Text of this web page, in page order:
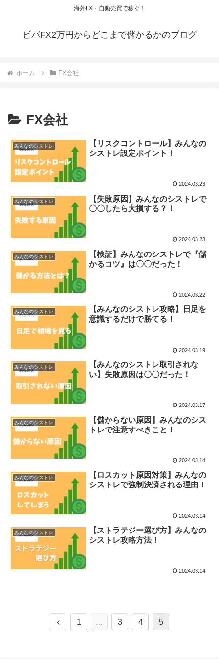
海外FX・自動売買で稼ぐ！
ビバFX2万円からどこまで儲かるかのブログ
ホーム FX会社
FX会社
みんなのシストレ
【リスクコントロール】みんなの
シストレ設定ポイント！
2024.03.23
みんなのシストレ
【失敗原因】みんなのシストレで
〇〇したら大損する？！
2024.03.23
みんなのシストレ
【検証】みんなのシストレで『儲
かるコツ』は〇〇だった！
2024.03.22
みんなのシストレ
【みんなのシストレ攻略】日足を
意識するだけで勝てる！
2024.03.19
みんなのシストレ
【みんなのシストレ取引されな
い】失敗原因は〇〇だった！
2024.03.17
みんなのシストレ
【儲からない原因】みんなのシス
トレで注意すべきこと！
2024.03.14
みんなのシストレ
【ロスカット原因対策】みんなの
シストレで強制決済される理由！
2024.03.14
みんなのシストレ
【ストラテジー選び方】みんなの
シストレ攻略方法！
2024.03.14
前
1 … 3 4 5